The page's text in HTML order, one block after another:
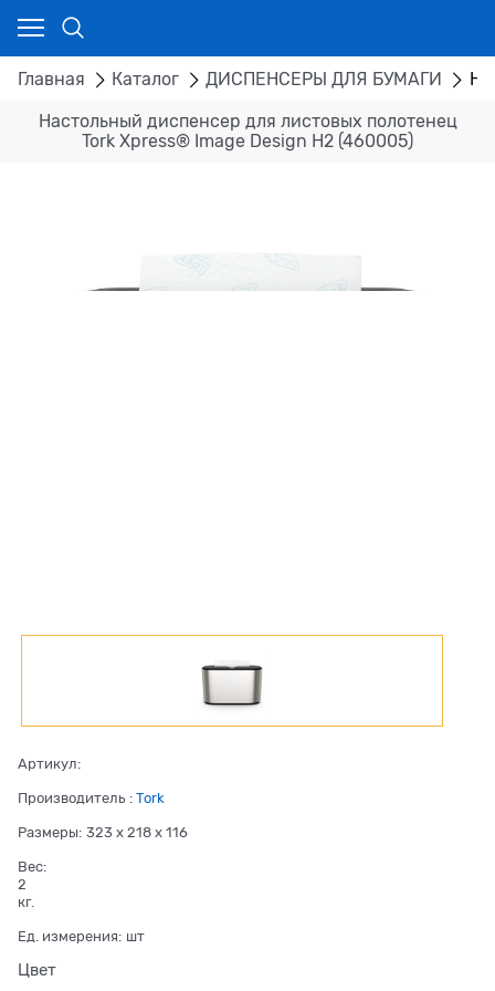
Главная Каталог ДИСПЕНСЕРЫ ДЛЯ БУМАГИ
Настольный диспенсер для листовых полотенец
Tork Xpress® Image Design H2 (460005)
Артикул:
Производитель : Tork
Размеры: 323 x 218 x 116
Вес:
2
кг.
Ед. измерения: шт
Цвет